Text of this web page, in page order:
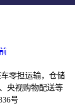
零担运输，仓储
央视购物配送等
号